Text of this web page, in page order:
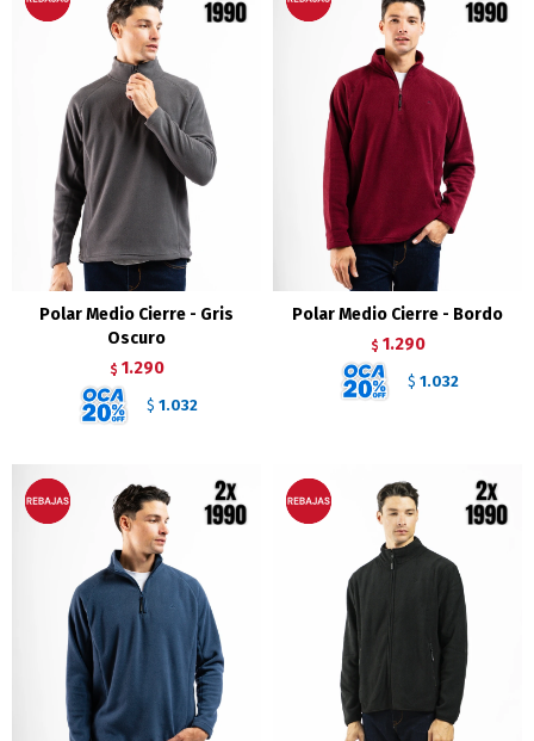
Polar Medio Cierre - Gris
Oscuro
$ 1.290
$ 1.032
Polar Medio Cierre - Bordo
$ 1.290
$ 1.032